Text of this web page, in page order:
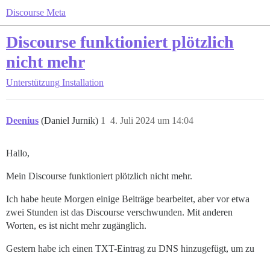
Discourse Meta
Discourse funktioniert plötzlich
nicht mehr
Unterstützung Installation
Deenius (Daniel Jurnik) 4. Juli 2024 um 14:04
1
Hallo,
Mein Discourse funktioniert plötzlich nicht mehr.
Ich habe heute Morgen einige Beiträge bearbeitet, aber vor etwa
zwei Stunden ist das Discourse verschwunden. Mit anderen
Worten, es ist nicht mehr zugänglich.
Gestern habe ich einen TXT-Eintrag zu DNS hinzugefügt, um zu